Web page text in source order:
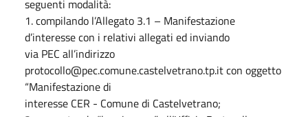
seguenti modalità:
1. compilando l’Allegato 3.1 – Manifestazione
d’interesse con i relativi allegati ed inviando
via PEC all’indirizzo
protocollo@pec.comune.castelvetrano.tp.it con oggetto
“Manifestazione di
interesse CER - Comune di Castelvetrano;